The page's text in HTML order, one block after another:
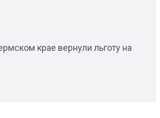
крае вернули льготу на